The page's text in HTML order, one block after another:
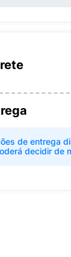
de entrega
decidir de